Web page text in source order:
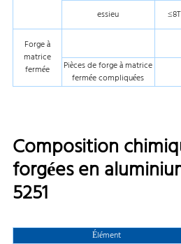
essieu
≤8T
Forge à
matrice
fermée
Pièces de forge à matrice
fermée compliquées
Composition
forgées en
5251
Élément